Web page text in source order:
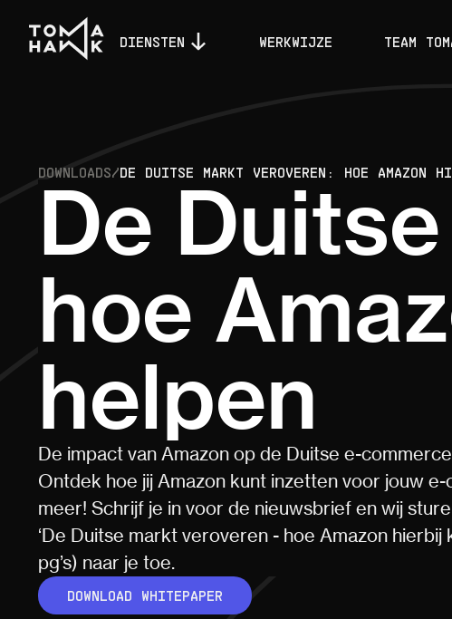
DIENSTEN WERKWIJZE TEAM
DOWNLOADS/DE DUITSE MARKT VEROVEREN: HOE AMAZON
De
hoe
helpen
De impact van Amazon op de Duitse e-
Ontdek hoe jij Amazon kunt inzetten voor jouw
meer! Schrijf je in voor de nieuwsbrief en wij
‘De Duitse markt veroveren - hoe Amazon hierbij
pg’s) naar je toe.
DOWNLOAD WHITEPAPER